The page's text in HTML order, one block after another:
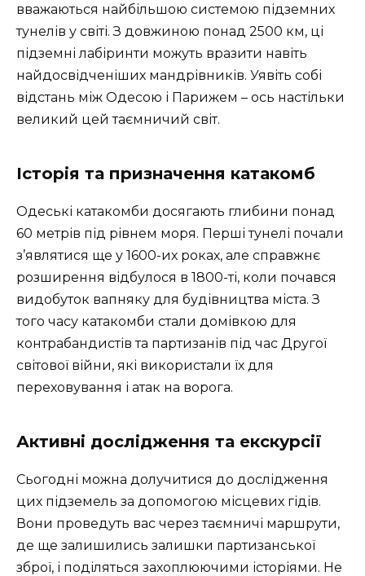
вважаються найбільшою системою підземних
тунелів у світі. З довжиною понад 2500 км, ці
підземні лабіринти можуть вразити навіть
найдосвідченіших мандрівників. Уявіть собі
відстань між Одесою і Парижем – ось настільки
великий цей таємничий світ.
Історія та призначення катакомб
Одеські катакомби досягають глибини понад
60 метрів під рівнем моря. Перші тунелі почали
з’являтися ще у 1600-их роках, але справжнє
розширення відбулося в 1800-ті, коли почався
видобуток вапняку для будівництва міста.З
того часу катакомби стали домівкою для
контрабандистів та партизанів під час Другої
світової війни, які використали їх для
переховування і атак на ворога.
Активні дослідження та екскурсії
Сьогодні можна долучитися до дослідження
цих підземель за допомогою місцевих гідів.
Вони проведуть вас через таємничі маршрути,
де ще залишились залишки партизанської
зброї, і поділяться захоплюючими історіями. Не